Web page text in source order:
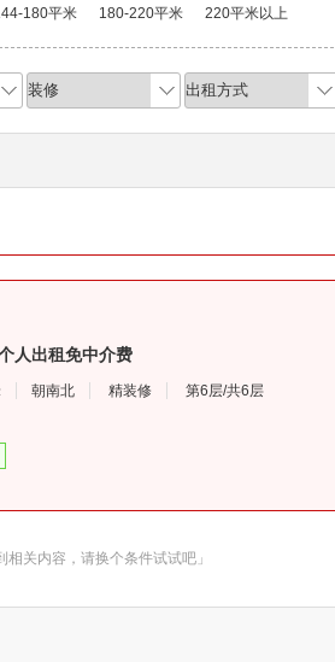
180平米 180-220平米 220平米以上
人出租免中介费
朝南北 精装修
第6层/共6层
相关内容，请换个条件试试吧」